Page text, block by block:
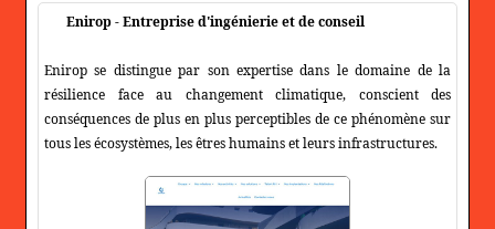
Enirop - Entreprise d'ingénierie et de conseil
Enirop se distingue par son expertise dans le domaine de la
résilience face au changement climatique, conscient des
conséquences de plus en plus perceptibles de ce phénomène sur
tous les écosystèmes, les êtres humains et leurs infrastructures.